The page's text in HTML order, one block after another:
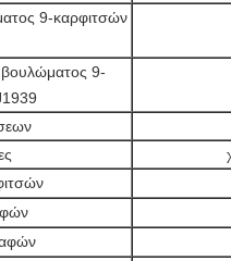
9-καρφιτσών
9-